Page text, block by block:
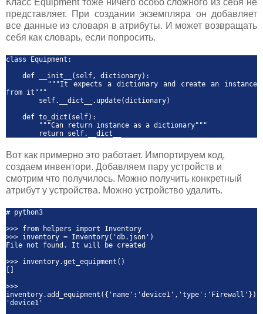
представляет. При создании экземпляра он добавляет
все данные из словаря в атрибуты. И может возвращать
себя как словарь, если попросить.
class Equipment:
def __init__(self, dictionary):
"""It expects a dictionary and create an instance
from it"""
self.__dict__.update(dictionary)
def to_dict(self):
"""Can return instance as a dictionary"""
return self.__dict__
Вот как примерно это работает. Импортируем код,
создаем инвентори. Добавляем пару устройств и
смотрим что получилось. Можно получить конкретный
атрибут у устройства. Можно устройство удалить.
# python3
>>> from helpers import Inventory
>>> inventory = Inventory('db.json')
File not found. It will be created
>>> inventory.get_equipment()
[]
>>>
inventory.add_equipment({'name':'device1','type':'Firewall'})
'device1'